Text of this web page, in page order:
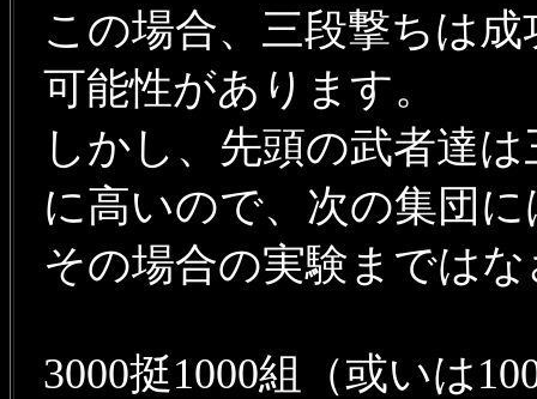
この場合、三段撃ちは
可能性があります。
しかし、先頭の武者達
に高いので、次の集団
その場合の実験までは
3000挺1000組（或いは